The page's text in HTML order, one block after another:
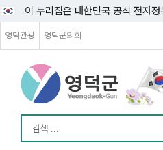
이 누리집은 대한민국 공식 전자
영덕관광 영덕군의회